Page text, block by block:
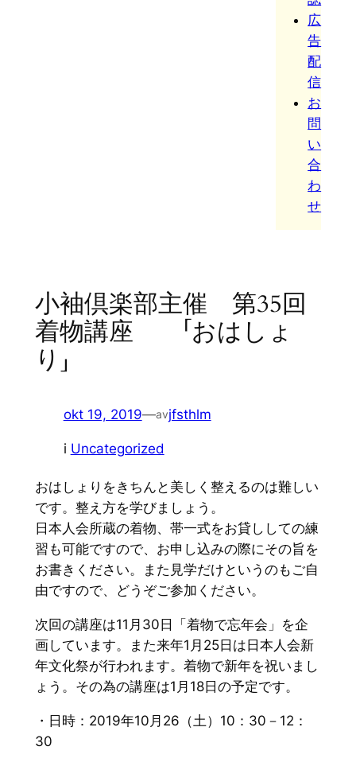
広
告
配
信
お
問
い
合
わ
せ
小袖倶楽部主催 第35回
着物講座 「おはしょ
り」
okt 19, 2019—avjfsthlm
i Uncategorized
おはしょりをきちんと美しく整えるのは難しい
です。 整え方を学びましょう。
日本人会所蔵の着物、帯一式をお貸ししての練
習も可能ですので、 お申し込みの際にその旨を
お書きください。
また見学だけというのもご自
由ですので、どうぞご参加ください。
次回の講座は11月30日「着物で忘年会」を企
画しています。
また来年1月25日は日本人会新
年文化祭が行われます。 着物で新年を祝いまし
ょう。 その為の講座は1月18日の予定です。
・日時：2019年10月26（土）10：30－12：
30